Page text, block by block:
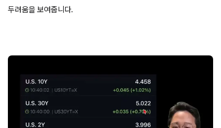
두려움을 보여줍니다.